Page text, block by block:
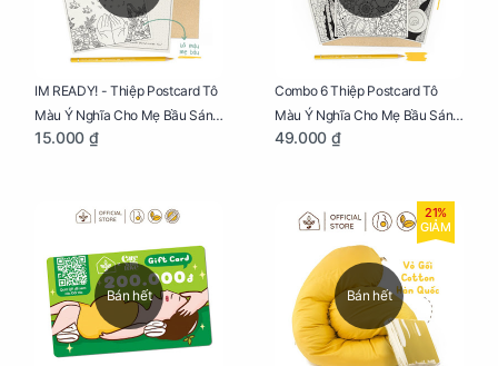
IM READY! - Thiệp Postcard Tô
Màu Ý Nghĩa Cho Mẹ Bầu Sáng
Tạo, Thư Giãn Và Hạnh Phúc
15.000 ₫
Combo 6 Thiệp Postcard Tô
Màu Ý Nghĩa Cho Mẹ Bầu Sáng
Tạo, Thư Giãn Và Hạnh Phúc
49.000 ₫
Bán hết Bán hết
21%
GIẢM